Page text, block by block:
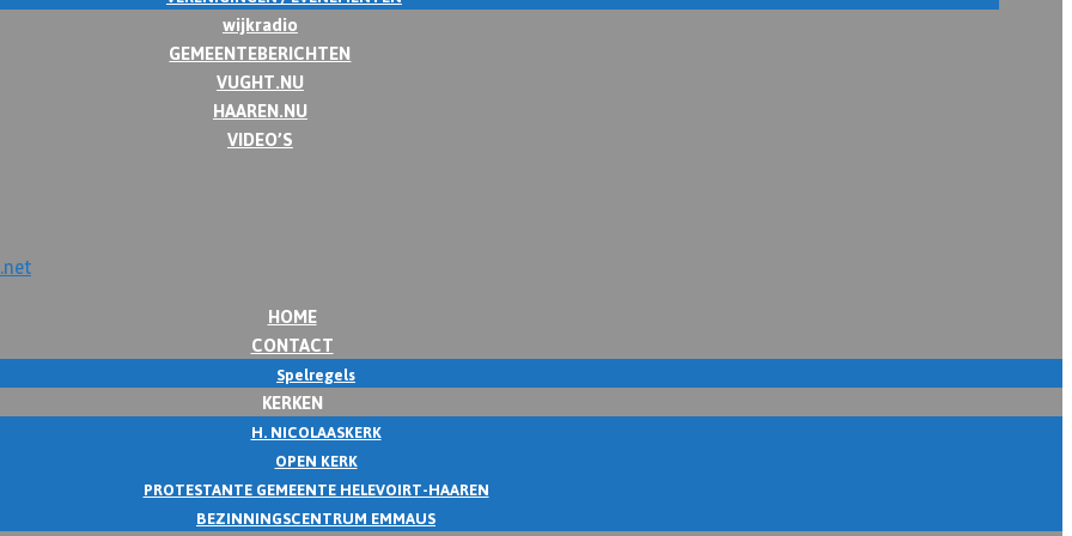
wijkradio
GEMEENTEBERICHTEN
VUGHT.NU
HAAREN.NU
VIDEO’S
HOME
CONTACT
Spelregels
KERKEN
H. NICOLAASKERK
OPEN KERK
PROTESTANTE GEMEENTE HELEVOIRT-HAAREN
BEZINNINGSCENTRUM EMMAUS